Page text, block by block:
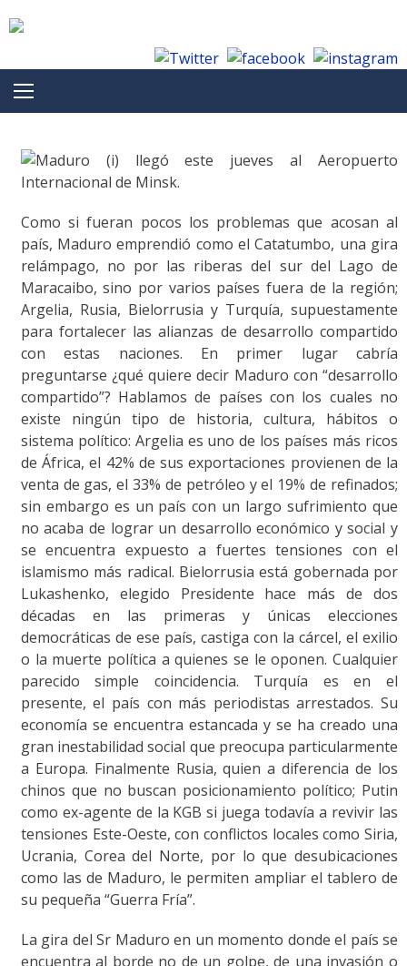
Como si fueran pocos los problemas que acosan al
país, Maduro emprendió como el Catatumbo, una gira
relámpago, no por las riberas del sur del Lago de
Maracaibo, sino por varios países fuera de la región;
Argelia, Rusia, Bielorrusia y Turquía, supuestamente
para fortalecer las alianzas de desarrollo compartido
con estas naciones. En primer lugar cabría
preguntarse ¿qué quiere decir Maduro con “desarrollo
compartido”? Hablamos de países con los cuales no
existe ningún tipo de historia, cultura, hábitos o
sistema político: Argelia es uno de los países más ricos
de África, el 42% de sus exportaciones provienen de la
venta de gas, el 33% de petróleo y el 19% de refinados;
sin embargo es un país con un largo sufrimiento que
no acaba de lograr un desarrollo económico y social y
se encuentra expuesto a fuertes tensiones con el
islamismo más radical. Bielorrusia está gobernada por
Lukashenko, elegido Presidente hace más de dos
décadas en las primeras y únicas elecciones
democráticas de ese país, castiga con la cárcel, el exilio
o la muerte política a quienes se le oponen. Cualquier
parecido simple coincidencia. Turquía es en el
presente, el país con más periodistas arrestados. Su
economía se encuentra estancada y se ha creado una
gran inestabilidad social que preocupa particularmente
a Europa. Finalmente Rusia, quien a diferencia de los
chinos que no buscan posicionamiento político; Putin
como ex-agente de la KGB si juega todavía a revivir las
tensiones Este-Oeste, con conflictos locales como Siria,
Ucrania, Corea del Norte, por lo que desubicaciones
como las de Maduro, le permiten ampliar el tablero de
su pequeña “Guerra Fría”.
La gira del Sr Maduro en un momento donde el país se
encuentra al borde no de un golpe, de una invasión o